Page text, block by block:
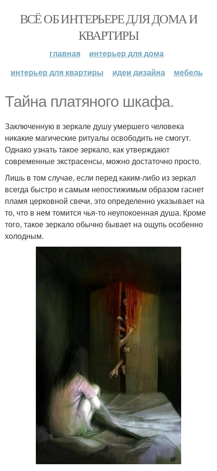
ВСЁ ОБ ИНТЕРЬЕРЕ ДЛЯ ДОМА И
КВАРТИРЫ
главная
интерьер для дома
интерьер для квартиры
идеи дизайна мебель
Тайна платяного шкафа.
Заключенную в зеркале душу умершего человека
никакие магические ритуалы освободить не смогут.
Однако узнать такое зеркало, как утверждают
современные экстрасенсы, можно достаточно просто.
Лишь в том случае, если перед каким-либо из зеркал
всегда быстро и самым непостижимым образом гаснет
пламя церковной свечи, это определенно указывает на
то, что в нем томится чья-то неупокоенная душа. Кроме
того, такое зеркало обычно бывает на ощупь особенно
холодным.